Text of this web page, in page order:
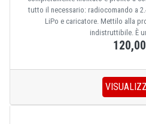
tutto il necessario: radiocomando a
LiPo e caricatore. Mettilo alla
indistruttibile. È